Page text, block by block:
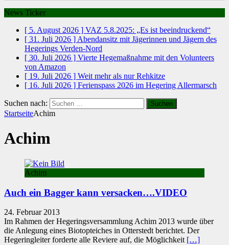
News Ticker
[ 5. August 2026 ] VAZ 5.8.2025: „Es ist beeindruckend“
[ 31. Juli 2026 ] Abendansitz mit Jägerinnen und Jägern des
Hegerings Verden-Nord
[ 30. Juli 2026 ] Vierte Hegemaßnahme mit den Volunteers
von Amazon
[ 19. Juli 2026 ] Weit mehr als nur Rehkitze
[ 16. Juli 2026 ] Ferienspass 2026 im Hegering Allermarsch
Suchen nach:
StartseiteAchim
Achim
Achim
Auch ein Bagger kann versacken….VIDEO
24. Februar 2013
Im Rahmen der Hegeringsversammlung Achim 2013 wurde über
die Anlegung eines Biotopteiches in Otterstedt berichtet. Der
Hegeringleiter forderte alle Reviere auf, die Möglichkeit […]